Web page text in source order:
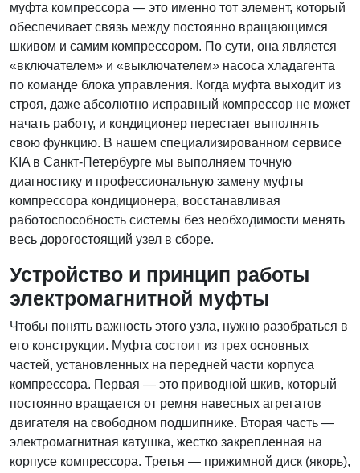
муфта компрессора — это именно тот элемент, который
обеспечивает связь между постоянно вращающимся
шкивом и самим компрессором. По сути, она является
«включателем» и «выключателем» насоса хладагента
по команде блока управления. Когда муфта выходит из
строя, даже абсолютно исправный компрессор не может
начать работу, и кондиционер перестает выполнять
свою функцию. В нашем специализированном сервисе
KIA в Санкт-Петербурге мы выполняем точную
диагностику и профессиональную замену муфты
компрессора кондиционера, восстанавливая
работоспособность системы без необходимости менять
весь дорогостоящий узел в сборе.
Устройство и принцип работы
электромагнитной муфты
Чтобы понять важность этого узла, нужно разобраться в
его конструкции. Муфта состоит из трех основных
частей, установленных на передней части корпуса
компрессора. Первая — это приводной шкив, который
постоянно вращается от ремня навесных агрегатов
двигателя на свободном подшипнике. Вторая часть —
электромагнитная катушка, жестко закрепленная на
корпусе компрессора. Третья — прижимной диск (якорь),